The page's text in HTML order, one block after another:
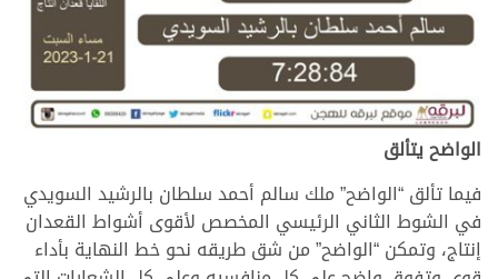
الواضح يتألق
فيما تألق “الواضح” ملك سالم أحمد سلطان بالرشيد السويدي
في الشوط الثاني الرئيسي المخصص لأقوى أشواط القعدان
إنتاج، وتمكن “الواضح” من شق طريقه نحو خط النهاية بأداء